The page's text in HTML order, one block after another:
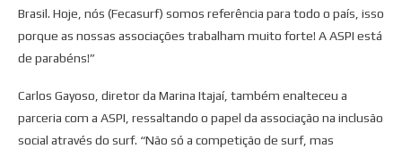
Brasil. Hoje, nós (Fecasurf) somos referência para todo o país, isso
porque as nossas associações trabalham muito forte! A ASPI está
de parabéns!”
Carlos Gayoso, diretor da Marina Itajaí, também enalteceu a
parceria com a ASPI, ressaltando o papel da associação na inclusão
social através do surf. “Não só a competição de surf, mas